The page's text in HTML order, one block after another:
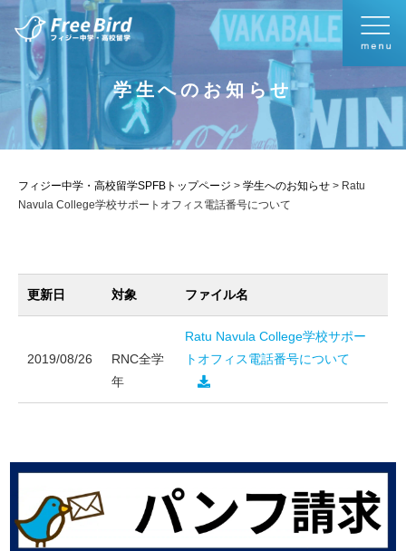
学生へのお知らせ
フィジー中学・高校留学SPFBトップページ > 学生へのお知らせ > Ratu
Navula College学校サポートオフィス電話番号について
更新日 対象 ファイル名
2019/08/26
RNC全学
年
Ratu Navula College学校サポー
トオフィス電話番号について